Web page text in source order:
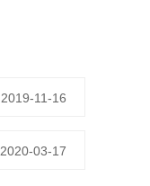
2019-11-16
2020-03-17